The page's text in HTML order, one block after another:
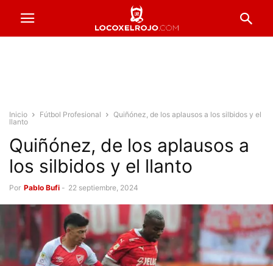
Inicio Fútbol Profesional
Quiñónez, de los aplausos a los silbidos y el
llanto
Quiñónez, de los aplausos a
los silbidos y el llanto
Por Pablo Bufi - 22 septiembre, 2024